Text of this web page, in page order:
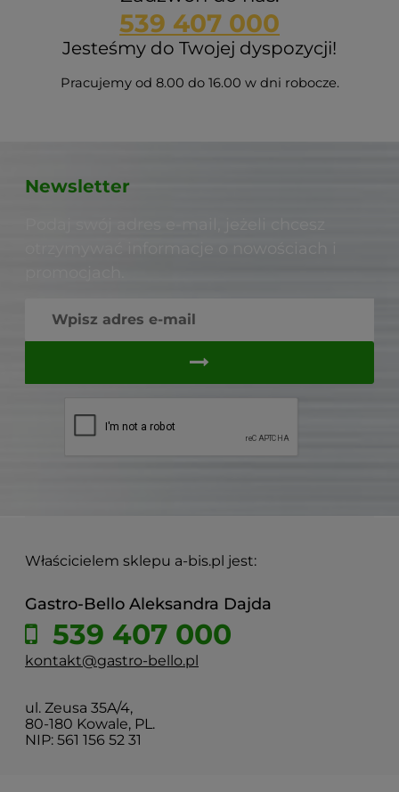
539 407 000
Jesteśmy do Twojej dyspozycji!
Pracujemy od 8.00 do 16.00 w dni robocze.
Newsletter
Właścicielem sklepu a-bis.pl jest:
Gastro-Bello Aleksandra Dajda
539 407 000
kontakt@gastro-bello.pl
ul. Zeusa 35A/4,
80-180 Kowale, PL.
NIP: 561 156 52 31